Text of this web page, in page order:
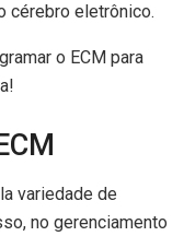
cérebro eletrônico.
o ECM para
variedade de
no gerenciamento